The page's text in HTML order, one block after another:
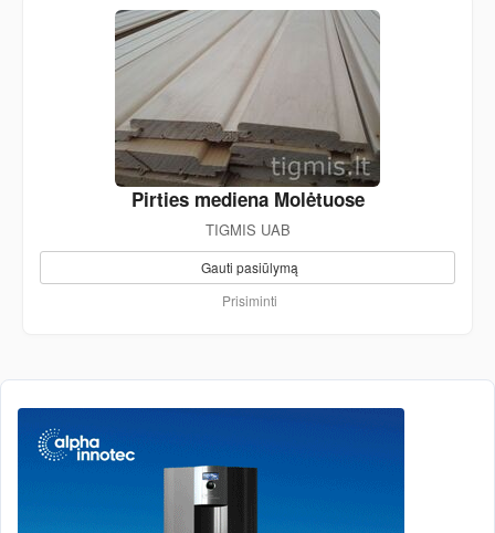
Pirties mediena Molėtuose
TIGMIS UAB
Gauti pasiūlymą
Prisiminti